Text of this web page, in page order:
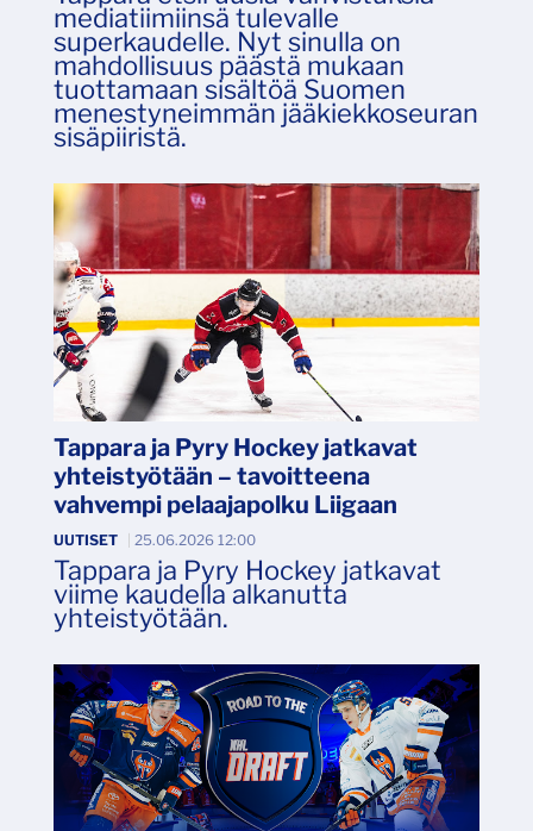
mediatiimiinsä tulevalle
superkaudelle. Nyt sinulla on
mahdollisuus päästä mukaan
tuottamaan sisältöä Suomen
menestyneimmän jääkiekkoseuran
sisäpiiristä.
Tappara ja Pyry Hockey jatkavat
yhteistyötään – tavoitteena
vahvempi pelaajapolku Liigaan
UUTISET 25.06.2026 12:00
Tappara ja Pyry Hockey jatkavat
viime kaudella alkanutta
yhteistyötään.